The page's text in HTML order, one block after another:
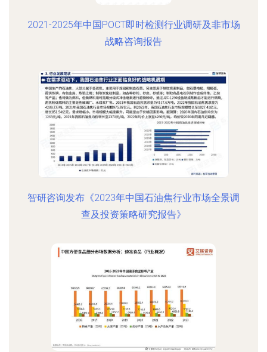
2021-2025年中国POCT即时检测行业调研及非市场
战略咨询报告
智研咨询发布《2023年中国石油焦行业市场全景调
查及投资策略研究报告》